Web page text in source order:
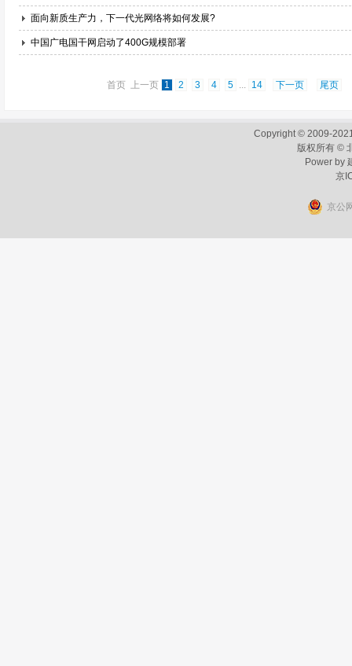
面向新质生产力，下一代光网络将如何发展?
中国广电国干网启动了400G规模部署
首页 上一页 1 2 3 4 5 ... 14 下一页 尾页
Copyright © 2009-
版权所有 ©
Power by
京
京公